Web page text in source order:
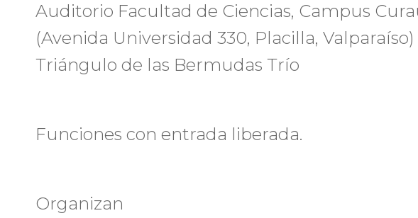
Auditorio Facultad de Ciencias, Campus
(Avenida Universidad 330, Placilla, Valparaíso)
Triángulo de las Bermudas Trío
Funciones con entrada liberada.
Organizan